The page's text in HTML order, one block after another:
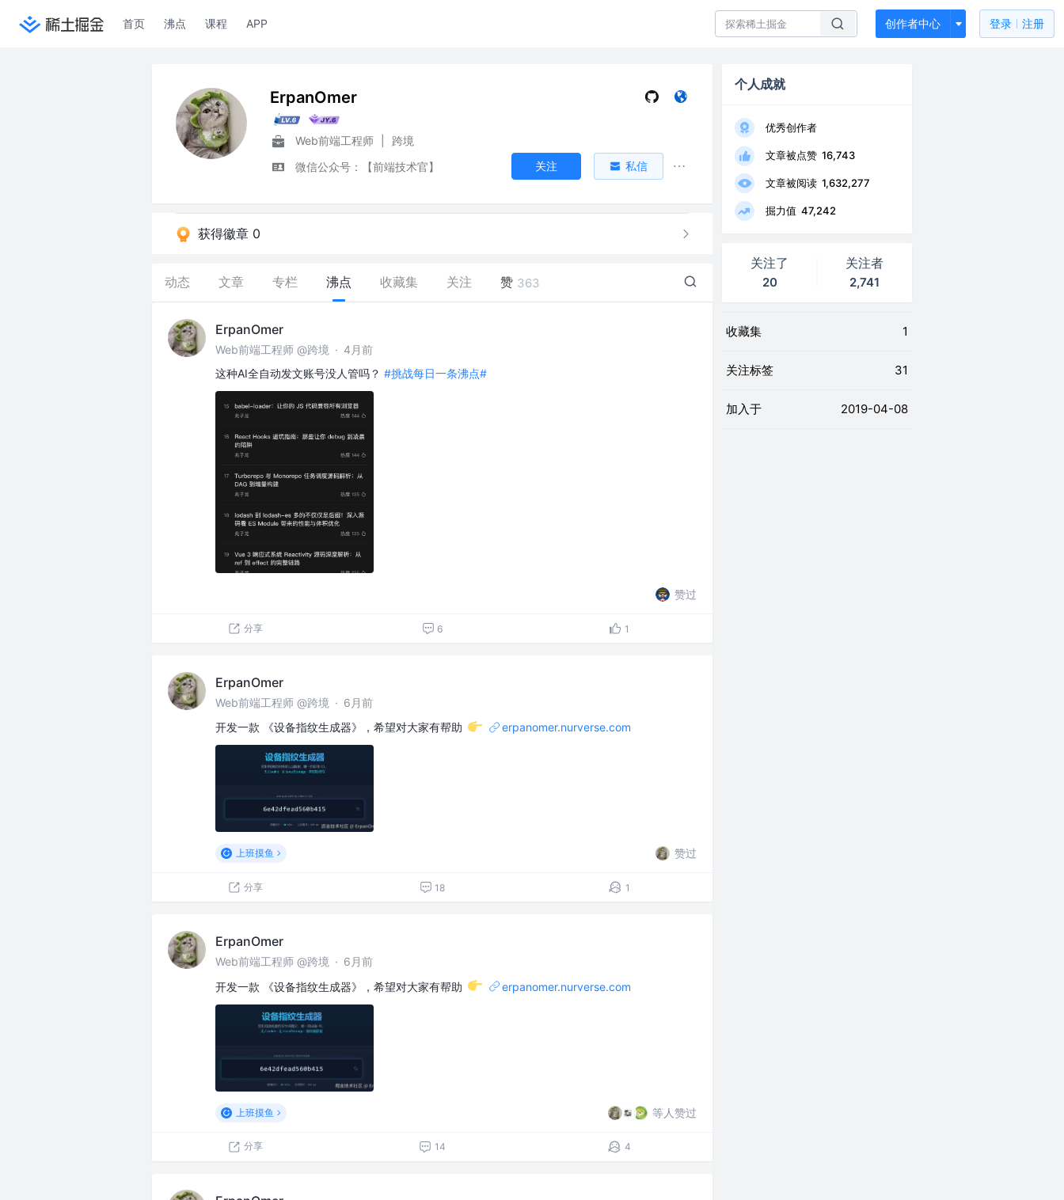
首页 沸点 课程 APP 创作者中心 登录 注册
ErpanOmer
Web前端工程师
跨境
微信公众号：【前端技术官】
关注 私信
获得徽章 0
动态 文章 专栏 沸点 收藏集 关注 赞 363
ErpanOmer
Web前端工程师 @跨境 · 4月前
这种AI全自动发文账号没人管吗？ #挑战每日一条沸点#
赞过
分享 6 1
ErpanOmer
Web前端工程师 @跨境 · 6月前
开发一款 《设备指纹生成器》，希望对大家有帮助
erpanomer.nurverse.com
上班摸鱼 赞过
分享 18 1
ErpanOmer
Web前端工程师 @跨境 · 6月前
开发一款 《设备指纹生成器》，希望对大家有帮助
erpanomer.nurverse.com
上班摸鱼 等人赞过
分享 14 4
个人成就
优秀创作者
文章被点赞 16,743
文章被阅读 1,632,277
掘力值 47,242
关注了
20
关注者
2,741
收藏集 1
关注标签 31
加入于 2019-04-08